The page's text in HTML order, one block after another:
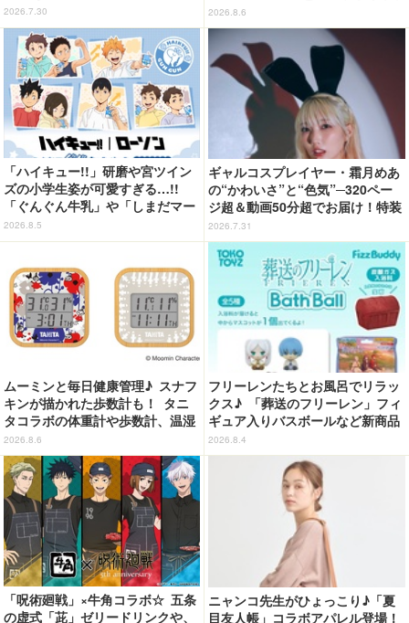
7月31日より順次抽選受付開始
2026.7.30
プが新登場！
2026.8.6
「ハイキュー!!」研磨や宮ツイン
ズの小学生姿が可愛すぎる…!!
「ぐんぐん牛乳」や「しまだマー
ト」デザインのグッズも!? ロー
ソン限定グッズが登場！
2026.8.5
ギャルコスプレイヤー・霜月めあ
の“かわいさ”と“色気”─320ペー
ジ超＆動画50分超でお届け！特装
合本版のデジタル写真集が登場
2026.7.31
ムーミンと毎日健康管理♪ スナフ
キンが描かれた歩数計も！ タニ
タコラボの体重計や歩数計、温湿
度計など全4アイテム登場
2026.8.6
フリーレンたちとお風呂でリラッ
クス♪ 「葬送のフリーレン」フィ
ギュア入りバスボールなど新商品
が登場！ ミミックに食べられた
フリーレンも
2026.8.4
「呪術廻戦」×牛角コラボ☆ 五条
の虚式「茈」ゼリードリンクや、
ニャンコ先生がひょっこり♪「夏
目友人帳」コラボアパレル登場！